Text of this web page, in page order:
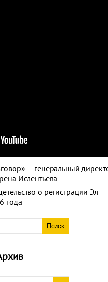
— генеральный
Ислентьева
о регистрации Эл
года